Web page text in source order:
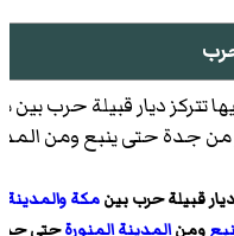
قبيلة حرب بينمكةوالمدينة
ومنالمدينة المنورةحتى